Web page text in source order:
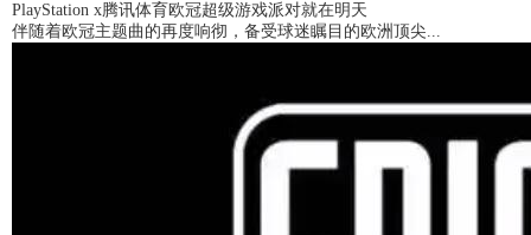
PlayStation x腾讯体育欧冠超级游戏派对就在明天
伴随着欧冠主题曲的再度响彻，备受球迷瞩目的欧洲顶尖...